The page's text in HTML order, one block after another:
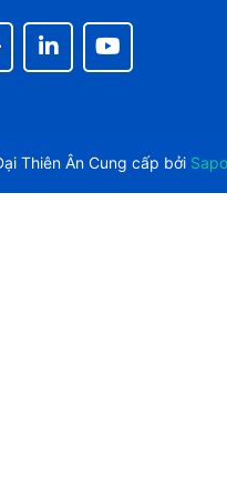
Thiên Ân Cung cấp bởi Sapo